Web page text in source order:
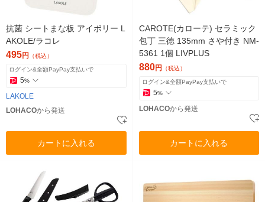
抗菌 シートまな板 アイボリー L
AKOLE/ラコレ
495円 （税込）
ログイン&全額PayPay支払いで
5%
LAKOLE
LOHACOから発送
カートに入れる
CAROTE(カローテ) セラミック
包丁 三徳 135mm さや付き NM-
5361 1個 LIVPLUS
880円 （税込）
ログイン&全額PayPay支払いで
5%
LOHACOから発送
カートに入れる